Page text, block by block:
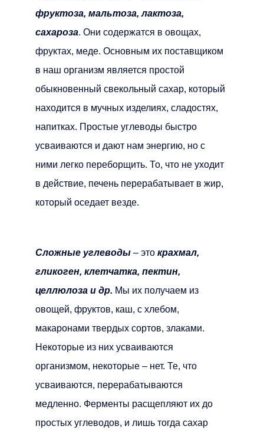
фруктоза, мальтоза, лактоза,
сахароза. Они содержатся в овощах,
фруктах, меде. Основным их поставщиком
в наш организм является простой
обыкновенный свекольный сахар, который
находится в мучных изделиях, сладостях,
напитках. Простые углеводы быстро
усваиваются и дают нам энергию, но с
ними легко переборщить. То, что не уходит
в действие, печень перерабатывает в жир,
который оседает везде.
Сложные углеводы – это крахмал,
гликоген, клетчатка, пектин,
целлюлоза и др. Мы их получаем из
овощей, фруктов, каш, с хлебом,
макаронами твердых сортов, злаками.
Некоторые из них усваиваются
организмом, некоторые – нет. Те, что
усваиваются, перерабатываются
медленно. Ферменты расщепляют их до
простых углеводов, и лишь тогда сахар